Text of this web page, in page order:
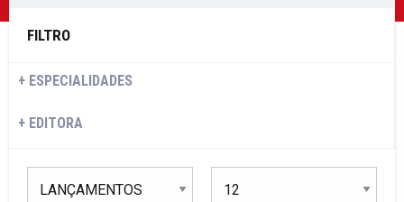
FILTRO
ESPECIALIDADES
EDITORA